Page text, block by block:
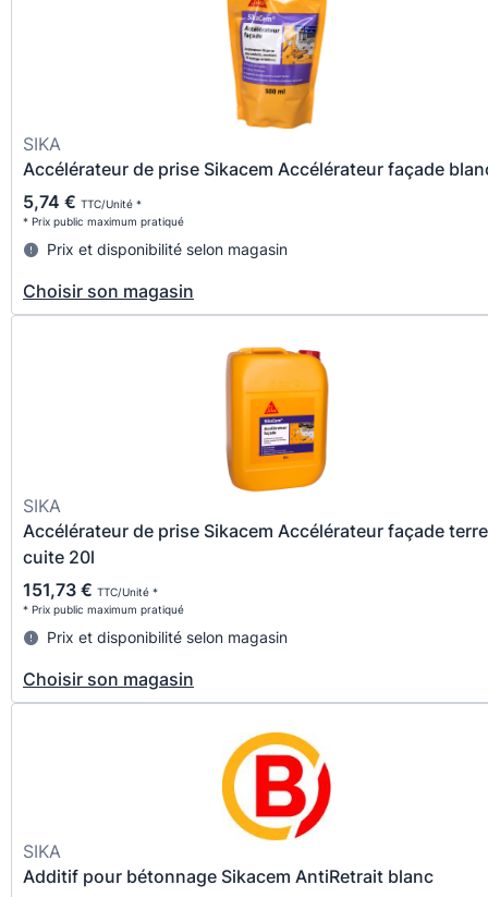
SIKA
Accélérateur de prise Sikacem Accélérateur façade
5,74 € TTC/Unité *
* Prix public maximum pratiqué
Prix et disponibilité selon magasin
Choisir son magasin
SIKA
Accélérateur de prise Sikacem Accélérateur façade terre
cuite 20l
151,73 € TTC/Unité *
* Prix public maximum pratiqué
Prix et disponibilité selon magasin
Choisir son magasin
SIKA
Additif pour bétonnage Sikacem AntiRetrait blanc